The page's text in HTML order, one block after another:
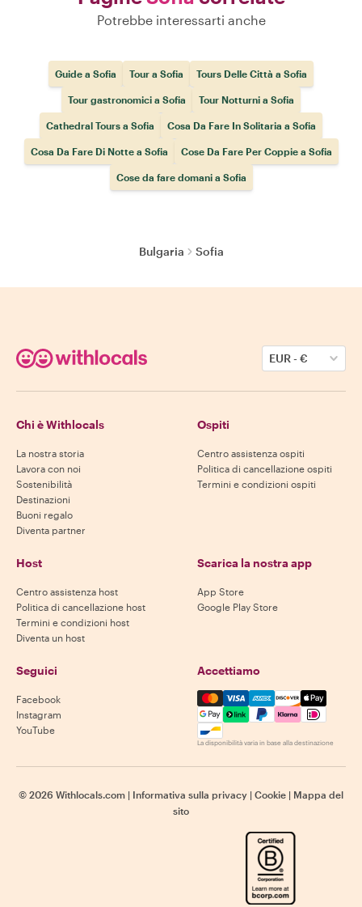
Potrebbe interessarti anche
Guide a Sofia Tour a Sofia Tours Delle Città a Sofia
Tour gastronomici a Sofia Tour Notturni a Sofia
Cathedral Tours a Sofia Cosa Da Fare In Solitaria a Sofia
Cosa Da Fare Di Notte a Sofia Cose Da Fare Per Coppie a Sofia
Cose da fare domani a Sofia
Bulgaria Sofia
EUR-€
Chi è Withlocals
La nostra storia
Lavora con noi
Sostenibilità
Destinazioni
Buoni regalo
Diventa partner
Ospiti
Centro assistenza ospiti
Politica di cancellazione ospiti
Termini e condizioni ospiti
Host
Centro assistenza host
Politica di cancellazione host
Termini e condizioni host
Diventa un host
Scarica la nostra app
App Store
Google Play Store
Seguici
Facebook
Instagram
YouTube
Accettiamo
Mastercard, Visa, Amex,
La disponibilità varia in base alla destinazione
© 2026 Withlocals.com | Informativa sulla privacy | Cookie | Mappa del
sito